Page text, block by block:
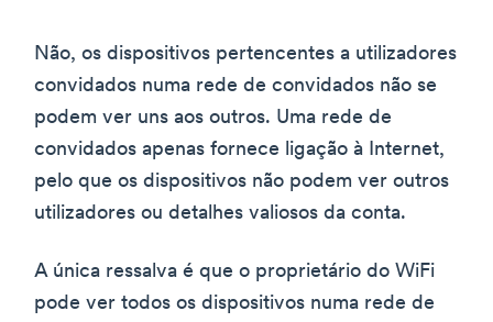
Não, os dispositivos pertencentes a utilizadores
convidados numa rede de convidados não se
podem ver uns aos outros. Uma rede de
convidados apenas fornece ligação à Internet,
pelo que os dispositivos não podem ver outros
utilizadores ou detalhes valiosos da conta.
A única ressalva é que o proprietário do WiFi
pode ver todos os dispositivos numa rede de